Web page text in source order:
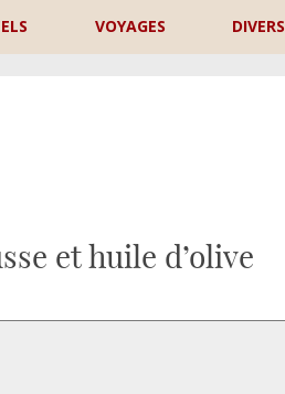
VOYAGES DIVERS
et huile d’olive